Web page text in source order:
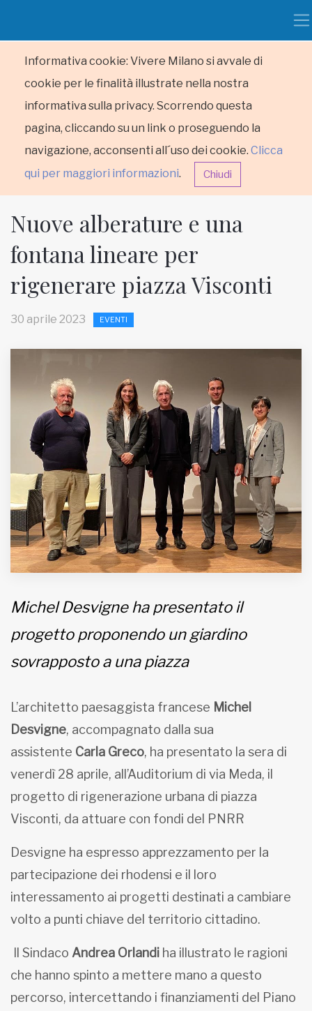
Informativa cookie: Vivere Milano si avvale di
cookie per le finalità illustrate nella nostra
informativa sulla privacy. Scorrendo questa
pagina, cliccando su un link o proseguendo la
navigazione, acconsenti all´uso dei cookie. Clicca
qui per maggiori informazioni. Chiudi
HOME
Inviateci le vostre segnalazioni
Iscriviti alla newsletter
www.viveremilano.info
Fondato e diretto da Enzo De
Bernardis
EDB edizioni - Via Brivio angolo C.
Imbonati, 89 20159 Milano (Italia)
Informativa sulla privacy
Nuove alberature e una
fontana lineare per
rigenerare piazza Visconti
30 aprile 2023 EVENTI
Michel Desvigne ha presentato il
progetto proponendo un giardino
sovrapposto a una piazza
L’architetto paesaggista francese Michel
Desvigne, accompagnato dalla sua
assistente Carla Greco, ha presentato la sera di
venerdì 28 aprile, all’Auditorium di via Meda, il
progetto di rigenerazione urbana di piazza
Visconti, da attuare con fondi del PNRR
Desvigne ha espresso apprezzamento per la
partecipazione dei rhodensi e il loro
interessamento ai progetti destinati a cambiare
volto a punti chiave del territorio cittadino.
Il Sindaco Andrea Orlandi ha illustrato le ragioni
che hanno spinto a mettere mano a questo
percorso, intercettando i finanziamenti del Piano